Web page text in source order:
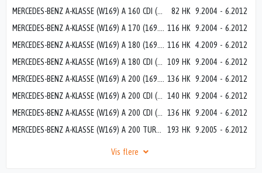
82 HK 9.2004 - 6.2012
116 HK 9.2004 - 6.2012
116 HK 4.2009 - 6.2012
109 HK 9.2004 - 6.2012
136 HK 9.2004 - 6.2012
140 HK 9.2004 - 6.2012
136 HK 9.2004 - 6.2012
193 HK 9.2005 - 6.2012
Vis flere